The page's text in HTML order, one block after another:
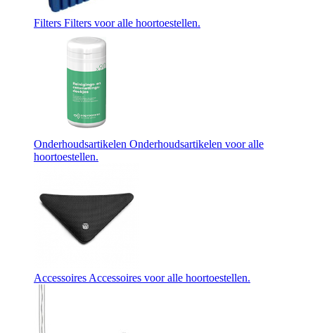
Filters Filters voor alle hoortoestellen.
Onderhoudsartikelen Onderhoudsartikelen voor alle
hoortoestellen.
Accessoires Accessoires voor alle hoortoestellen.